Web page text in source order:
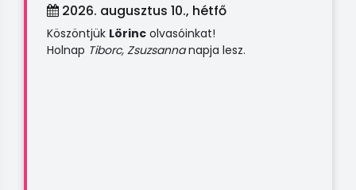
2026. augusztus 10., hétfő
Köszöntjük Lörinc olvasóinkat!
Holnap Tiborc, Zsuzsannanapja lesz.